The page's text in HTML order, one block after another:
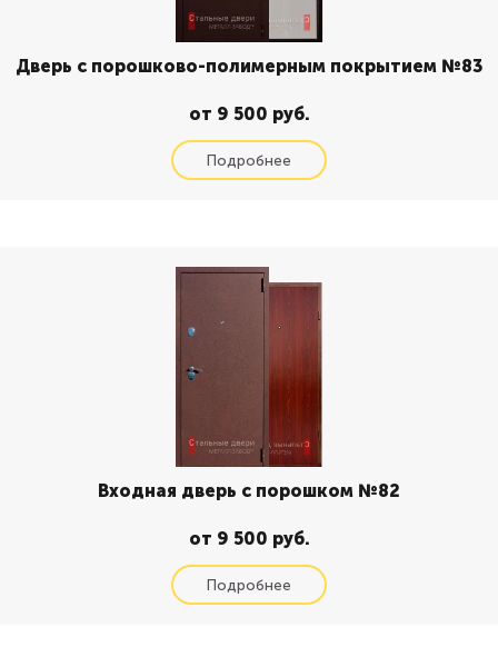
Дверь с порошково-полимерным покрытием №83
от 9 500 руб.
Входная дверь с порошком №82
от 9 500 руб.